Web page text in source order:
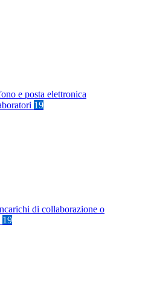
e posta elettronica
19
di collaborazione o
19